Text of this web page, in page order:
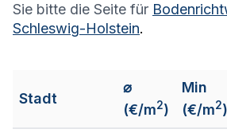
Sie bitte die Seite für
Schleswig-Holstein.
Stadt
⌀
(€/m2)
Min
(€/m2)